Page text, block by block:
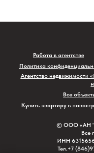
Работа в агентстве
Политика
Агентство
Все
Купить квартиру в
© ⁠ООО «АН
Все
ИНН
⁠Тел.+7